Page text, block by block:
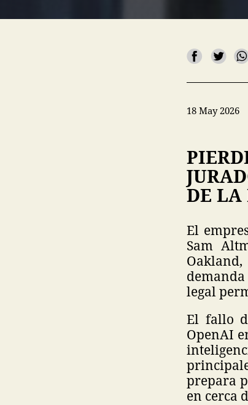
18 May 2026
DE LA
El
Sam
legal
El fallo
OpenAI
prepara
en cerca